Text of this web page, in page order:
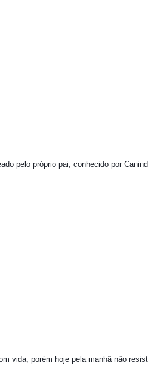
pelo próprio pai, conhecido por
vida, porém hoje pela manhã não